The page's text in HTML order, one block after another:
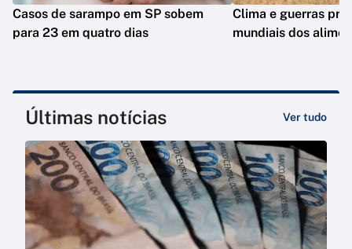
Casos de sarampo em SP sobem
para 23 em quatro dias
Clima e guerras
mundiais dos
Últimas notícias Ver tudo